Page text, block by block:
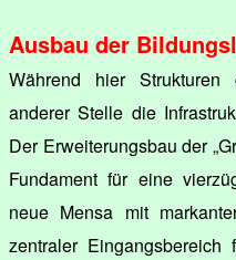
Ausbau der
Während hier
anderer Stelle die
Der Erweiterungsbau der
Fundament für eine
neue Mensa mit
zentraler